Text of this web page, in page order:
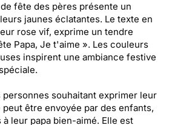
fête des pères présente un
jaunes éclatantes. Le texte en
rose vif, exprime un tendre
Papa, Je t'aime ». Les couleurs
inspirent une ambiance festive
personnes souhaitant exprimer leur
être envoyée par des enfants,
leur papa bien-aimé. Elle est